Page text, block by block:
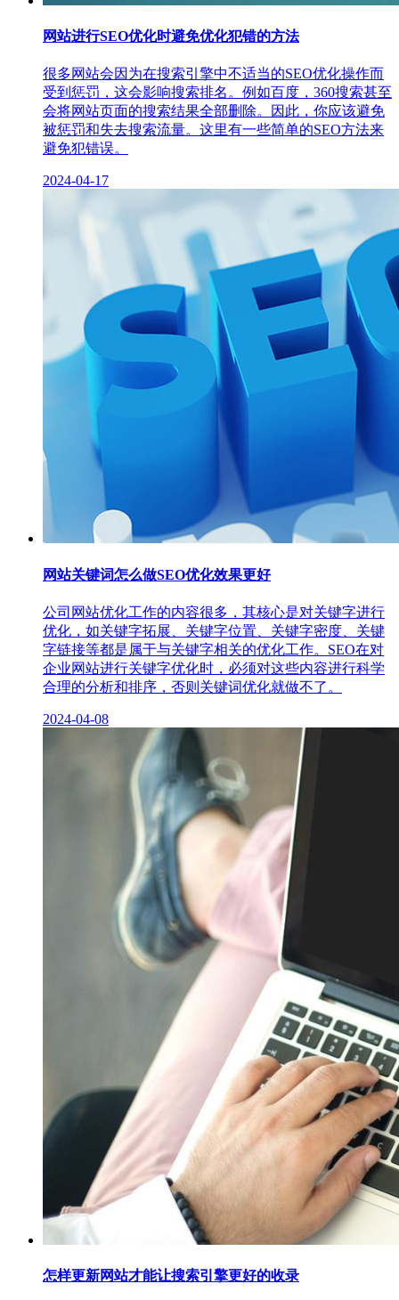
网站进行SEO优化时避免优化犯错的方法
很多网站会因为在搜索引擎中不适当的SEO优化操作而
受到惩罚，这会影响搜索排名。例如百度，360搜索甚至
会将网站页面的搜索结果全部删除。因此，你应该避免
被惩罚和失去搜索流量。这里有一些简单的SEO方法来
避免犯错误。
2024-04-17
网站关键词怎么做SEO优化效果更好
公司网站优化工作的内容很多，其核心是对关键字进行
优化，如关键字拓展、关键字位置、关键字密度、关键
字链接等都是属于与关键字相关的优化工作。SEO在对
企业网站进行关键字优化时，必须对这些内容进行科学
合理的分析和排序，否则关键词优化就做不了。
2024-04-08
怎样更新网站才能让搜索引擎更好的收录